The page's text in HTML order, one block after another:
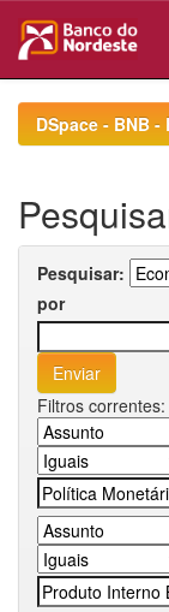
navigationDSpace - BNB
Pesquisar:
por
Filtros correntes: